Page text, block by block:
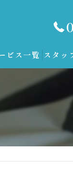
ビス一覧 スタッ